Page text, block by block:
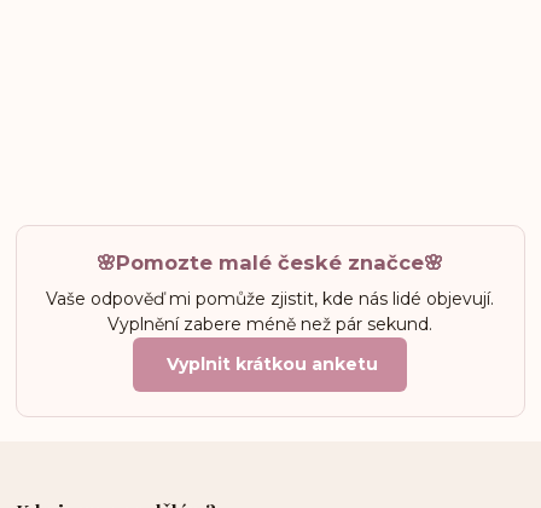
🌸Pomozte malé české značce🌸
Vaše odpověď mi pomůže zjistit, kde nás lidé objevují.
Vyplnění zabere méně než pár sekund.
Vyplnit krátkou anketu